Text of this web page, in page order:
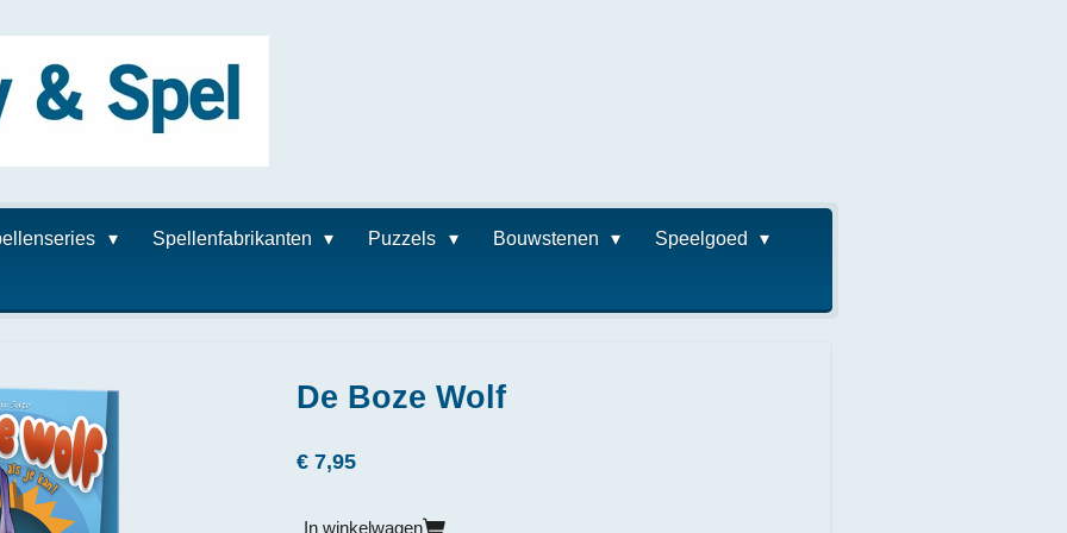
Spellenfabrikanten Puzzels Bouwstenen Speelgoed
De Boze Wolf
€ 7,95
In winkelwagen